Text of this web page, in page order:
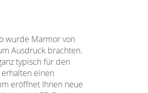
wurde Marmor von
Ausdruck brachten.
typisch für den
einen
eröffnet Ihnen neue